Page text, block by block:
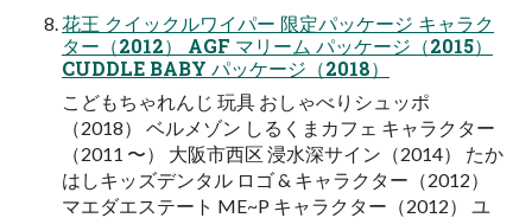
花王 クイックルワイパー 限定パッケージ キャラク
ター（2012） AGF マリーム パッケージ（2015）
CUDDLE BABY パッケージ（2018）
こどもちゃれんじ 玩具 おしゃべりシュッポ
（2018） ベルメゾン しるくまカフェ キャラクター
（2011 〜） 大阪市西区 浸水深サイン（2014） たか
はしキッズデンタル ロゴ & キャラクター（2012）
マエダエステート ME~P キャラクター（2012） ユ